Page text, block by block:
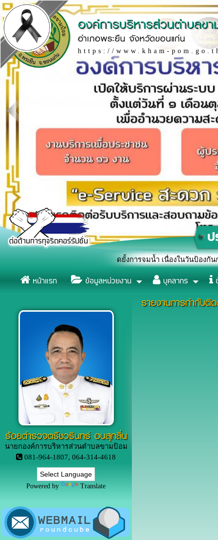
องค์การบริหารส่วนตำบลข
อำเภอพระยืน จังหวัดขอนแก่น
https://www.kham-
งแสดงสัญลักษณ์หยุดยั้งการจมน้ำ เนื่องในวันป้องกันการจมน้ำโลก
หน้าแรก ข้อมูลหน่วยงาน บุคลากร
ร้อยตำรวจตรีชวรินทร์ อบสุกลิ่น
นายกองค์การบริหารส่วนตำบลขามป้อม
081-964-1807, 064-314-4618
Powered by Translate
รายงานการกำกับติ